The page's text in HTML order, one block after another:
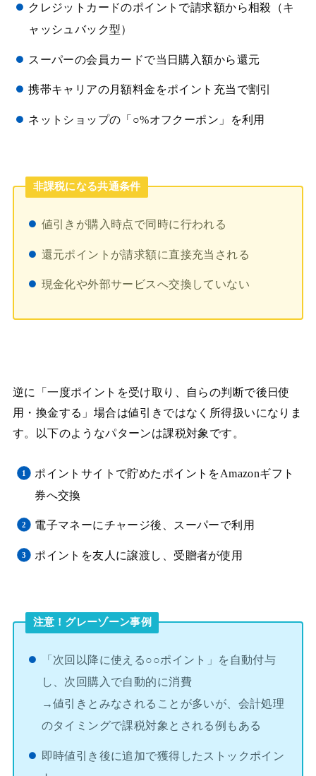
クレジットカードのポイントで請求額から相殺（キ
ャッシュバック型）
スーパーの会員カードで当日購入額から還元
携帯キャリアの月額料金をポイント充当で割引
ネットショップの「○%オフクーポン」を利用
非課税になる共通条件
値引きが購入時点で同時に行われる
還元ポイントが請求額に直接充当される
現金化や外部サービスへ交換していない
逆に「一度ポイントを受け取り、自らの判断で後日使
用・換金する」場合は値引きではなく所得扱いになりま
す。以下のようなパターンは課税対象です。
ポイントサイトで貯めたポイントをAmazonギフト
券へ交換
電子マネーにチャージ後、スーパーで利用
ポイントを友人に譲渡し、受贈者が使用
注意！グレーゾーン事例
「次回以降に使える○○ポイント」を自動付与
し、次回購入で自動的に消費
→値引きとみなされることが多いが、会計処理
のタイミングで課税対象とされる例もある
即時値引き後に追加で獲得したストックポイン